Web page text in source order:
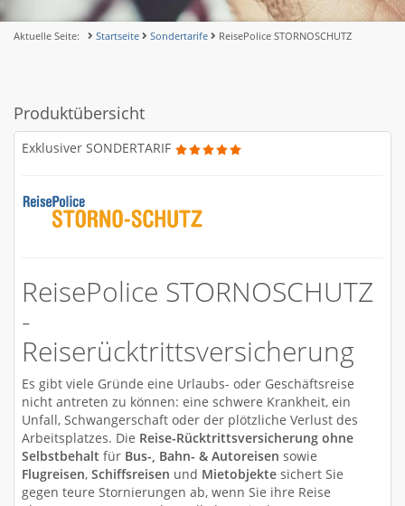
Aktuelle Seite: Startseite Sondertarife ReisePolice STORNOSCHUTZ
Produktübersicht
Exklusiver SONDERTARIF
ReisePolice STORNOSCHUTZ
-
Reiserücktrittsversicherung
Es gibt viele Gründe eine Urlaubs- oder Geschäftsreise
nicht antreten zu können: eine schwere Krankheit, ein
Unfall, Schwangerschaft oder der plötzliche Verlust des
Arbeitsplatzes. Die Reise-Rücktrittsversicherung ohne
Selbstbehalt für Bus-, Bahn- & Autoreisen sowie
Flugreisen, Schiffsreisen und Mietobjekte sichert Sie
gegen teure Stornierungen ab, wenn Sie ihre Reise